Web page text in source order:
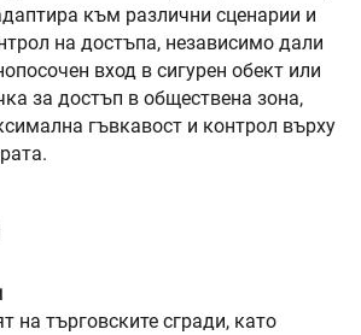
към различни сценарии и
на достъпа, независимо дали
вход в сигурен обект или
за достъп в обществена зона,
гъвкавост и контрол върху
на търговските сгради, като